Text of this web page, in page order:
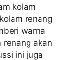
kolam
renang
warna
renang akan
ini juga